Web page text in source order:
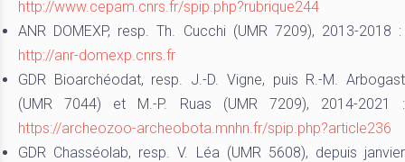
http://www.cepam.cnrs.fr/spip.php?rubrique244
ANR DOMEXP, resp. Th. Cucchi (UMR 7209), 2013-2018 :
http://anr-domexp.cnrs.fr
GDR Bioarchéodat, resp. J.-D. Vigne, puis R.-M. Arbogast
(UMR 7044) et M.-P. Ruas (UMR 7209), 2014-2021 :
https://archeozoo-archeobota.mnhn.fr/spip.php?article236
GDR Chasséolab, resp. V. Léa (UMR 5608), depuis janvier